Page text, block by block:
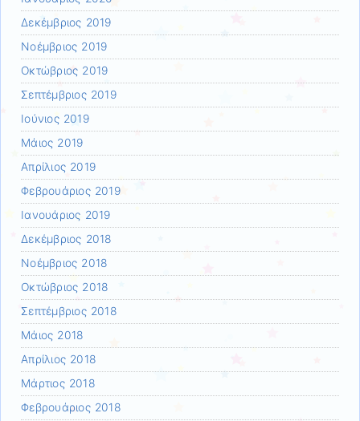
Δεκέμβριος 2019
Νοέμβριος 2019
Οκτώβριος 2019
Σεπτέμβριος 2019
Ιούνιος 2019
Μάιος 2019
Απρίλιος 2019
Φεβρουάριος 2019
Ιανουάριος 2019
Δεκέμβριος 2018
Νοέμβριος 2018
Οκτώβριος 2018
Σεπτέμβριος 2018
Μάιος 2018
Απρίλιος 2018
Μάρτιος 2018
Φεβρουάριος 2018